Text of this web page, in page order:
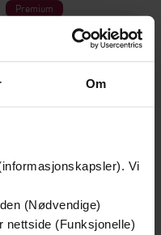
Om
Vi
(Nødvendige)
nettside (Funksjonelle)
Premium